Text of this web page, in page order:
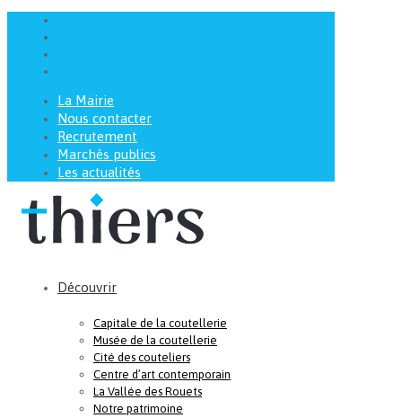
La Mairie
Nous contacter
Recrutement
Marchés publics
Les actualités
Découvrir
Capitale de la coutellerie
Musée de la coutellerie
Cité des couteliers
Centre d’art contemporain
La Vallée des Rouets
Notre patrimoine